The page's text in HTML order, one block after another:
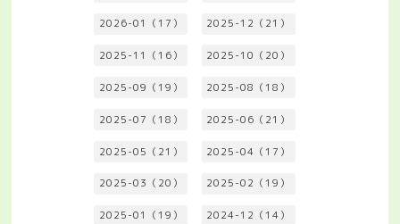
2026-01（17） 2025-12（21）
2025-11（16） 2025-10（20）
2025-09（19） 2025-08（18）
2025-07（18） 2025-06（21）
2025-05（21） 2025-04（17）
2025-03（20） 2025-02（19）
2025-01（19） 2024-12（14）